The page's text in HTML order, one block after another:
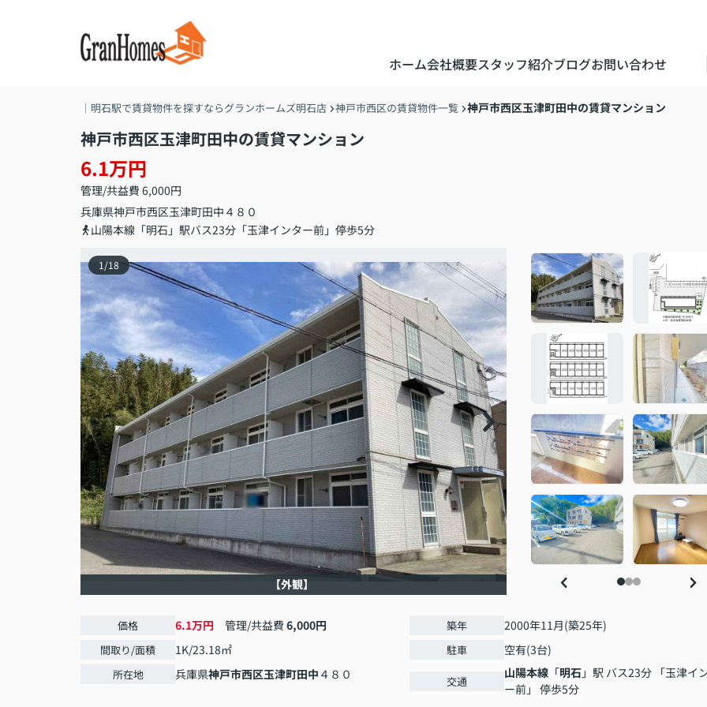
ホーム会社概要スタッフ紹介ブログお問い合わせ
｜明石駅で賃貸物件を探すならグランホームズ明石店 神戸市西区の賃貸物件一覧 神戸市西区玉津町田中の賃貸マンション
神戸市西区玉津町田中の賃貸マンション
6.1万円
管理/共益費 6,000円
兵庫県神戸市西区玉津町田中 ４８０
山陽本線「明石」駅バス23分「玉津インター前」停歩5分
1 /18
【外観】
価格 6.1万円 管理/共益費 6,000円
間取り/面積 1K/23.18㎡
所在地 兵庫県神戸市西区玉津町田中 ４８０
築年 2000年11月(築25年)
駐車 空有(3台)
交通
山陽本線 「明石」駅 バス23分 「玉津イ
ー前」 停歩5分